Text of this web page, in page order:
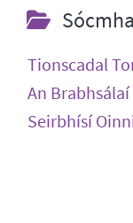
Tionscadal
An
Seirbhísí